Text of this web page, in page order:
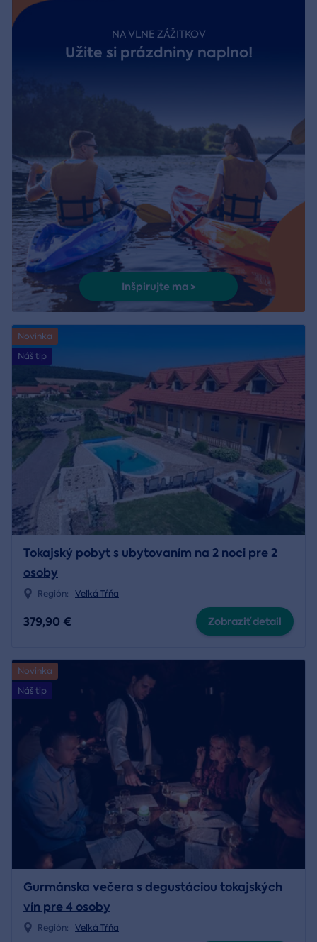
NA VLNE ZÁŽITKOV
Užite si prázdniny naplno!
Inšpirujte ma >
Novinka
Náš tip
Tokajský pobyt s ubytovaním na 2 noci pre 2
osoby
Región: Veľká Tŕňa
379,90 € Zobraziť detail
Novinka
Náš tip
Gurmánska večera s degustáciou tokajských
vín pre 4 osoby
Región: Veľká Tŕňa